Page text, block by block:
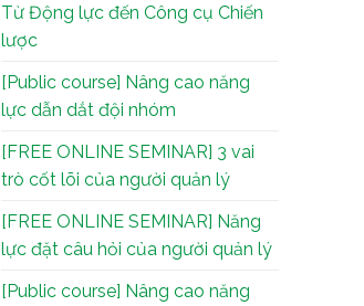
Từ Động lực đến Công cụ Chiến
lược
[Public course] Nâng cao năng
lực dẫn dắt đội nhóm
[FREE ONLINE SEMINAR] 3 vai
trò cốt lõi của người quản lý
[FREE ONLINE SEMINAR] Năng
lực đặt câu hỏi của người quản lý
[Public course] Nâng cao năng